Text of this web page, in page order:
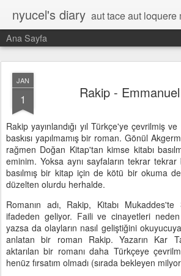
nyucel's diary aut tace aut loquere
Ana Sayfa
JAN
1 Rakip -
Rakip yayınlandığı yıl Türkçe'ye çevrilmiş
baskısı yapılmamış bir roman. Gönül
rağmen Doğan Kitap'tan kimse kitabı
eminim. Yoksa aynı sayfaların tekrar tekrar
basılmış bir kitap için de kötü bir okuma
düzelten olurdu herhalde.
Romanın adı, Rakip, Kitabı Mukaddes'te
ifadeden geliyor. Faili ve cinayetleri
yazsa da olayların nasıl geliştiğini
anlatan bir roman Rakip. Yazarın Kar
aktarılan bir romanı daha Türkçeye
henüz fırsatım olmadı (sırada bekleyen